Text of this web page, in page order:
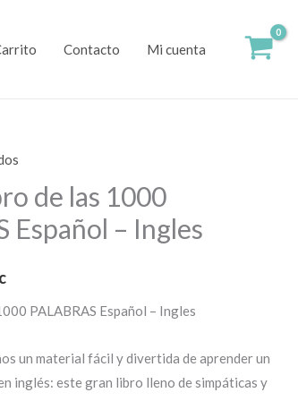
Contacto Mi cuenta
de las 1000
Español – Ingles
PALABRAS Español – Ingles
un material fácil y divertida de aprender un
inglés: este gran libro lleno de simpáticas y